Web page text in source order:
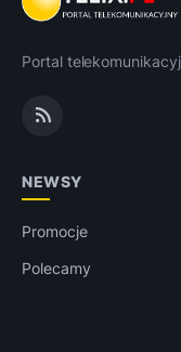
Portal
NEWSY
Promocje
Polecamy